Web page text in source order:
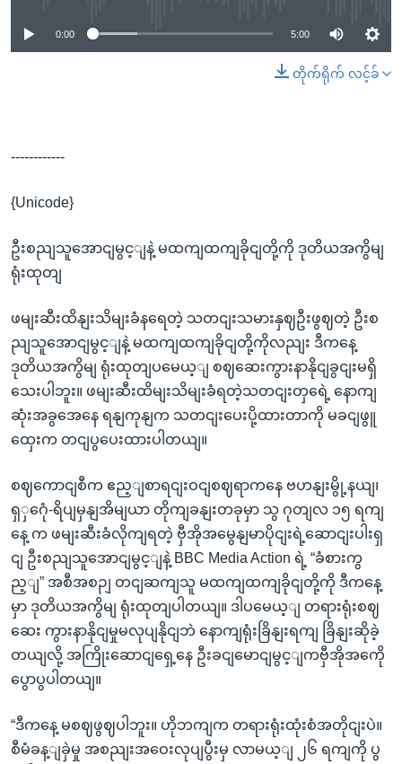
0:00 5:00
တိုက်ရိုက် လင့်ခ်
------------
{Unicode}
ဦးစညျသူအောငျမွင့ျနဲ့ မထကျထကျခိုငျတို့ကို ဒုတိယအကွိမျ
ရုံးထုတျ
ဖမျးဆီးထိနျးသိမျးခံနရေတဲ့ သတငျးသမားနှဈဦးဖွဈတဲ့ ဦးစ
ညျသူအောငျမွင့ျနဲ့ မထကျထကျခိုငျတို့ကိုလညျး ဒီကနေ့
ဒုတိယအကွိမျ ရုံးထုတျပမေယ့ျ စဈဆေးကွားနာနိုငျခွငျးမရှိ
သေးပါဘူး။ ဖမျးဆီးထိမျးသိမျးခံရတဲ့သတငျးတှရေဲ့ နောကျ
ဆုံးအခွအေနေ ရနျကုနျက သတငျးပေးပို့ထားတာကို မခငျဖွူ
ထှေးက တငျပွပေးထားပါတယျ။
စဈကောငျစီက ဧည့ျစာရငျးဝငျစဈရာကနေ ဗဟနျးမွို့နယျ၊
ရှှဂေုံ-ရိပျမှနျအိမျယာ တိုကျခနျးတခုမှာ သွ ဂုတျလ ၁၅ ရကျ
နေ့ က ဖမျးဆီးခံလိုကျရတဲ့ ဗှီအိုအမွေနျမာပိုငျးရဲ့ဆောငျးပါးရှ
ငျ ဦးစညျသူအောငျမွင့ျနဲ့ BBC Media Action ရဲ့ “ခံစားကွ
ည့ျ” အစီအစဉျ တငျဆကျသူ မထကျထကျခိုငျတို့ကို ဒီကနေ့
မှာ ဒုတိယအကွိမျ ရုံးထုတျပါတယျ။ ဒါပမေယ့ျ တရားရုံးစဈ
ဆေး ကွားနာနိုငျမှုမလုပျနိုငျဘဲ နောကျရုံးခြိနျးရကျ ခြိနျးဆိုခဲ့
တယျလို့ အကြိုးဆောငျရှေ့နေ ဦးခငျမောငျမွင့ျကဗှီအိုအကေို
ပွောပွပါတယျ။
“ဒီကနေ့ မစဈဖွဈပါဘူး။ ဟိုဘကျက တရားရုံးထုံးစံအတိုငျးပဲ။
စီမံခန့ျခှဲမှု အစညျးအဝေးလုပျပွီးမှ လာမယ့ျ ၂၆ ရကျကို ပွ